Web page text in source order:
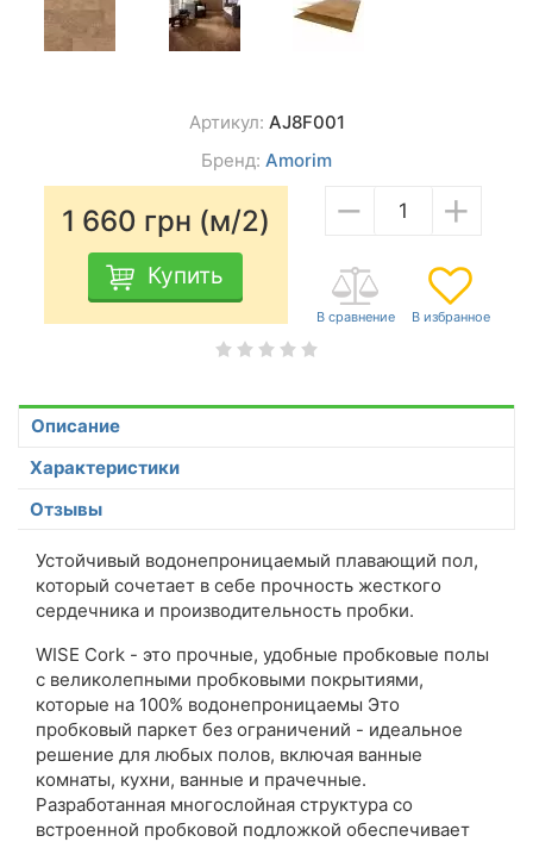
Артикул: AJ8F001
Бренд: Amorim
1 660 грн (м/2)
Купить
− +
Описание
Характеристики
Отзывы
Устойчивый водонепроницаемый плавающий пол,
который сочетает в себе прочность жесткого
сердечника и производительность пробки.
WISE Cork - это прочные, удобные пробковые полы
с великолепными пробковыми покрытиями,
которые на 100% водонепроницаемы Это
пробковый паркет без ограничений - идеальное
решение для любых полов, включая ванные
комнаты, кухни, ванные и прачечные.
Разработанная многослойная структура со
встроенной пробковой подложкой обеспечивает